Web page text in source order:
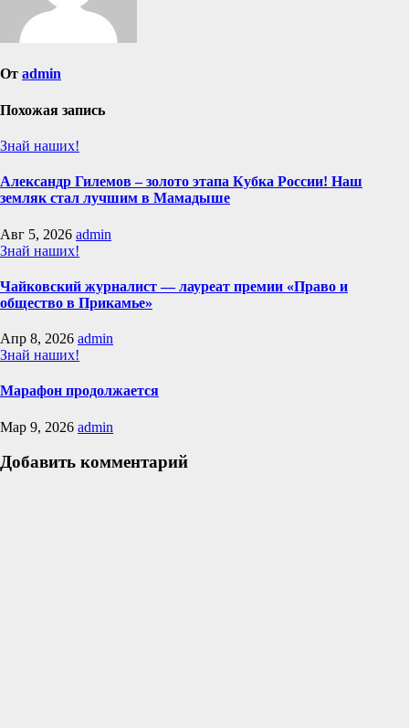
От admin
Похожая запись
Знай наших!
Александр Гилемов – золото этапа Кубка России! Наш
земляк стал лучшим в Мамадыше
Авг 5, 2026 admin
Знай наших!
Чайковский журналист — лауреат премии «Право и
общество в Прикамье»
Апр 8, 2026 admin
Знай наших!
Марафон продолжается
Мар 9, 2026 admin
Добавить комментарий